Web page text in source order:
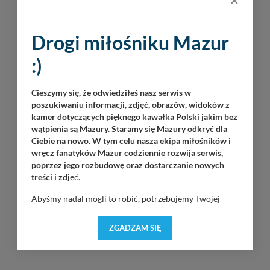
INNE PORTY W OKOLICY
Drogi miłośniku Mazur
:)
Cieszymy się, że odwiedziłeś nasz serwis w
poszukiwaniu informacji, zdjęć, obrazów, widoków z
kamer dotyczących pięknego kawałka Polski jakim bez
wątpienia są Mazury. Staramy się Mazury odkryć dla
Ciebie na nowo. W tym celu nasza ekipa miłośników i
wręcz fanatyków Mazur codziennie rozwija serwis,
poprzez jego rozbudowę oraz dostarczanie nowych
treści i zdjęć.
Abyśmy nadal mogli to robić, potrzebujemy Twojej
dostosować do Twoich preferencji. Twoje dane (w tym
pliki cookies) będą zapisywane w celu usprawnienia
ZGADZAM SIĘ